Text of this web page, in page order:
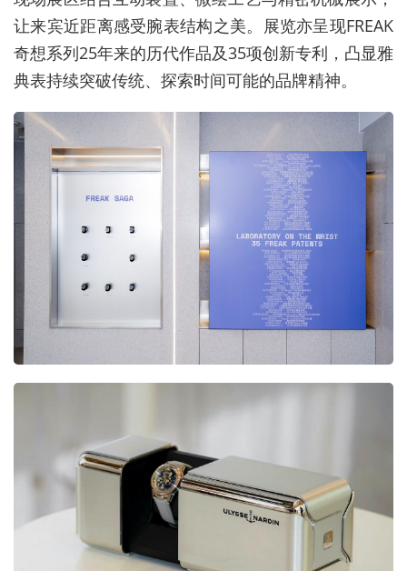
让来宾近距离感受腕表结构之美。展览亦呈现FREAK
奇想系列25年来的历代作品及35项创新专利，凸显雅
典表持续突破传统、探索时间可能的品牌精神。